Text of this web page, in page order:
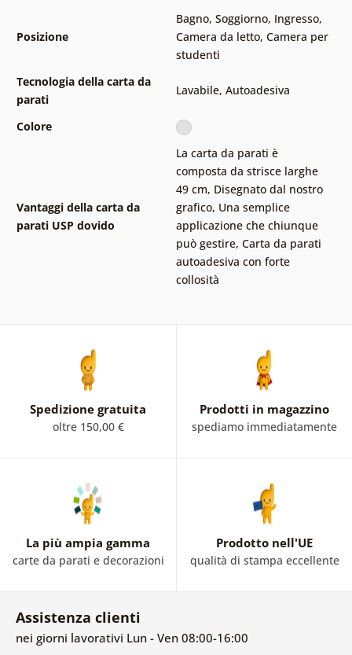
Posizione
Bagno, Soggiorno, Ingresso,
Camera da letto, Camera per
studenti
Tecnologia della carta da
parati
Lavabile, Autoadesiva
Colore
Vantaggi della carta da
parati USP dovido
La carta da parati è
composta da strisce larghe
49 cm, Disegnato dal nostro
grafico, Una semplice
applicazione che chiunque
può gestire, Carta da parati
autoadesiva con forte
collosità
Spedizione gratuita
oltre 150,00 €
Prodotti in magazzino
spediamo immediatamente
La più ampia gamma
carte da parati e decorazioni
Prodotto nell'UE
qualità di stampa eccellente
Assistenza clienti
nei giorni lavorativi Lun - Ven 08:00-16:00